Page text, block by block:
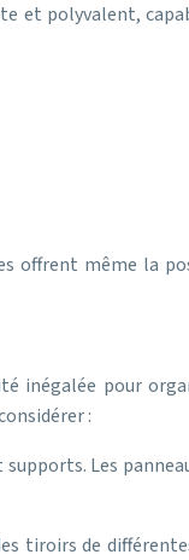
et polyvalent,
offrent même la
inégalée pour
:
Les
tiroirs de